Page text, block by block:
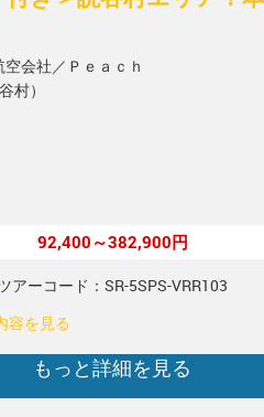
空会社／Ｐｅａｃｈ
村）
92,400～382,900円
アーコード：SR-5SPS-VRR103
容を見る
もっと詳細を見る